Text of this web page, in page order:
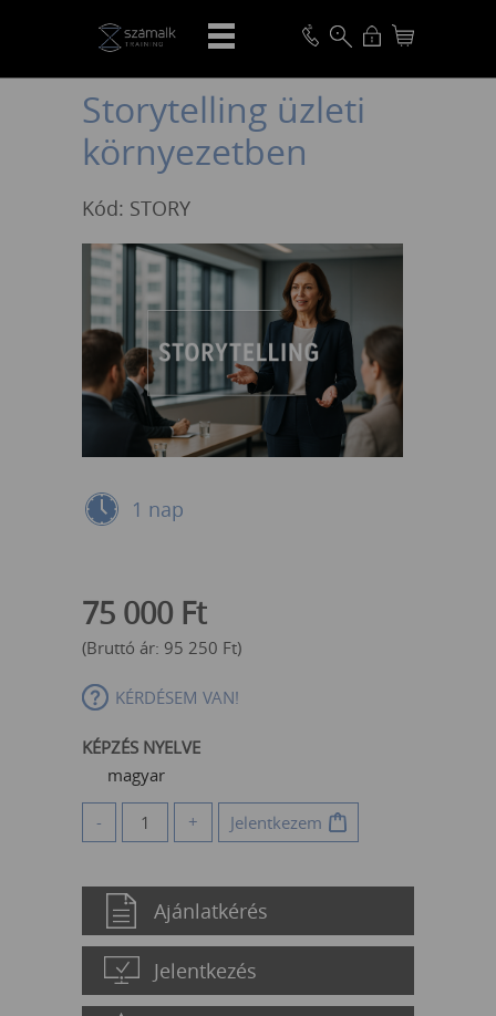
VISSZA
Storytelling üzleti
környezetben
Kód: STORY
1 nap
75 000 Ft
(Bruttó ár: 95 250 Ft)
KÉRDÉSEM VAN!
KÉPZÉS NYELVE
magyar
- + Jelentkezem
Ajánlatkérés
Jelentkezés